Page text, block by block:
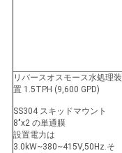
リバースオスモース水処理装
置 1.5TPH (9,600 GPD)
SS304 スキッドマウント
8"x2 の単通膜
設置電力は
3.0kW~380~415V,50Hz.そ